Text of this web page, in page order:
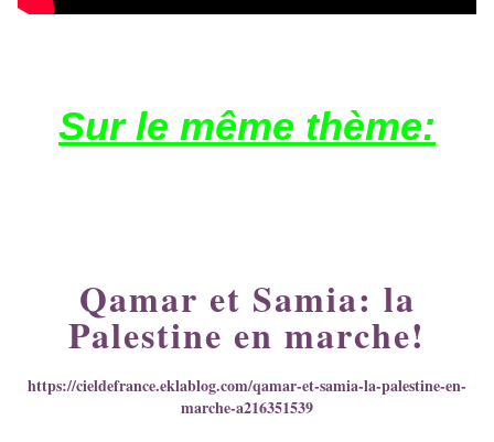
Sur le même thème:
Qamar et Samia: la
Palestine en marche!
https://cieldefrance.eklablog.com/qamar-et-samia-la-palestine-en-
marche-a216351539